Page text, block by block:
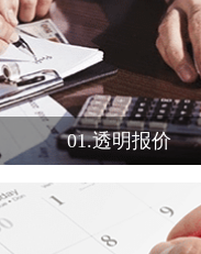
01.透明报价
05.快速高效
服务覆盖300多个城市和
区，下单后24小时内上门